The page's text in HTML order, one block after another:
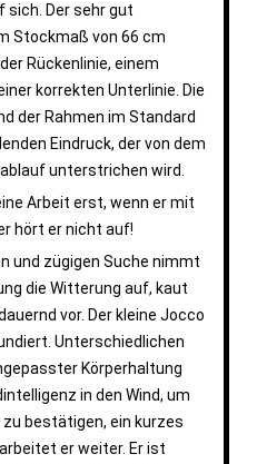
sich. Der sehr gut
Stockmaß von 66 cm
Rückenlinie, einem
korrekten Unterlinie. Die
der Rahmen im Standard
Eindruck, der von dem
unterstrichen wird.
Arbeit erst, wenn er mit
hört er nicht auf!
und zügigen Suche nimmt
die Witterung auf, kaut
vor. Der kleine Jocco
Unterschiedlichen
Körperhaltung
in den Wind, um
bestätigen, ein kurzes
er weiter. Er ist